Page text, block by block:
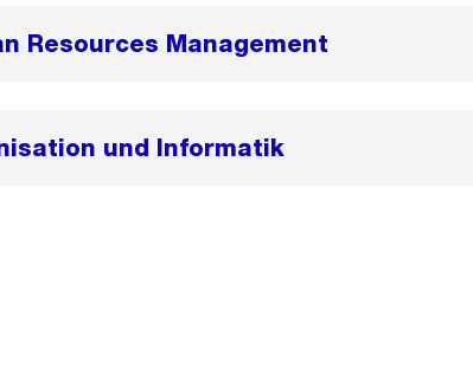
Resources Management
und Informatik